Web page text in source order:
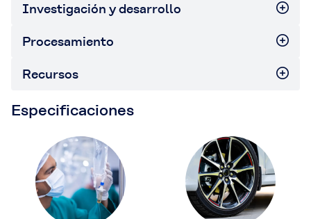
Investigación y desarrollo
Procesamiento
Recursos
Especificaciones